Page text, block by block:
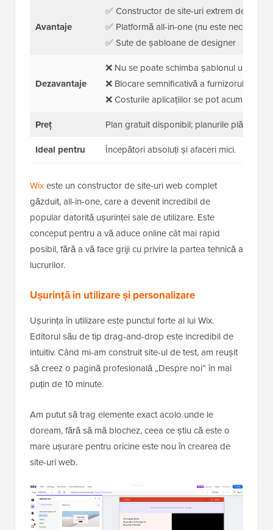
Avantaje
✅ Constructor de site-uri extrem de intuitiv
✅ Platformă all-in-one (nu este necesar
✅ Sute de șabloane de designer
Dezavantaje
❌ Nu se poate schimba șablonul ulterior
❌ Blocare semnificativă a furnizorului
❌ Costurile aplicațiilor se pot acumula
Preț Plan gratuit disponibil; planurile plătite
Ideal pentru Începători absoluți și afaceri mici.
Wixeste un constructor de site-uri web complet
găzduit, all-in-one, care a devenit incredibil de
popular datorită ușurinței sale de utilizare. Este
conceput pentru a vă aduce online cât mai rapid
posibil, fără a vă face griji cu privire la partea tehnică a
lucrurilor.
Ușurință în utilizare și personalizare
Ușurința în utilizare este punctul forte al lui Wix.
Editorul său de tip drag-and-drop este incredibil de
intuitiv. Când mi-am construit site-ul de test, am reușit
să creez o pagină profesională „Despre noi” în mai
puțin de 10 minute.
Am putut să trag elemente exact acolo unde le
doream, fără să mă blochez, ceea ce știu că este o
mare ușurare pentru oricine este nou în crearea de
site-uri web.